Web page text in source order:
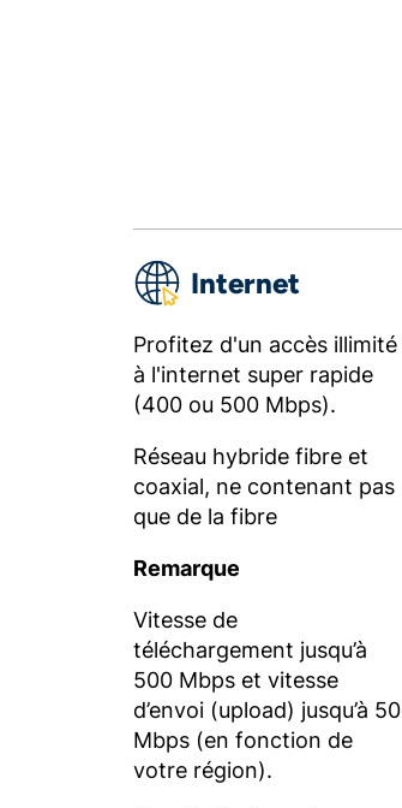
Internet
Profitez d'un accès illimité
à l'internet super rapide
(400 ou 500 Mbps).
Réseau hybride fibre et
coaxial, ne contenant pas
que de la fibre
Remarque
Vitesse de
téléchargement jusqu’à
500 Mbps et vitesse
d’envoi (upload) jusqu’à 50
Mbps (en fonction de
votre région).